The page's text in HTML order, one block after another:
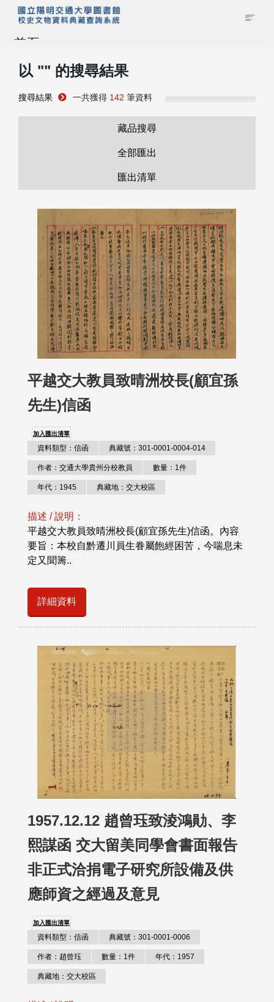
首頁
藏品查詢
管理者登入
以 "" 的搜尋結果
搜尋結果 一共獲得 142 筆資料
藏品搜尋
全部匯出
匯出清單
平越交大教員致晴洲校長(顧宜孫
先生)信函
加入匯出清單
資料類型：信函 典藏號：301-0001-0004-014
作者：交通大學貴州分校教員 數量：1件
年代：1945 典藏地：交大校區
描述 / 說明：
平越交大教員致晴洲校長(顧宜孫先生)信函。內容
要旨：本校自黔遷川員生眷屬飽經困苦，今喘息未
定又聞籌..
詳細資料
1957.12.12 趙曾珏致淩鴻勛、李
熙謀函 交大留美同學會書面報告
非正式洽捐電子研究所設備及供
應師資之經過及意見
加入匯出清單
資料類型：信函 典藏號：301-0001-0006
作者：趙曾珏 數量：1件 年代：1957
典藏地：交大校區